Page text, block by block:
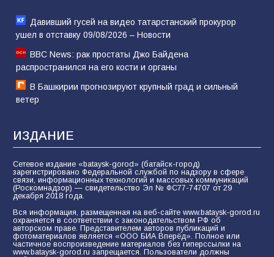
Давивший гусей на видео татарстанский прокурор
ушел в отставку 09/08/2026 – Новости
BBC News: рак простаты Джо Байдена
распространился на его кости и органы
В Башкирии прогнозируют крупный град и сильный
ветер
ИЗДАНИЕ
Сетевое издание «bataysk-gorod» (батайск-город)
зарегистрировано Федеральной службой по надзору в сфере
связи, информационных технологий и массовых коммуникаций
(Роскомнадзор) — свидетельство Эл № ФС77-74707 от 29
декабря 2018 года.
Вся информация, размещенная на веб-сайте www.bataysk-gorod.ru
охраняется в соответствии с законодательством РФ об
авторском праве. Представителем авторов публикаций и
фотоматериалов является «ООО БИА Вперёд». Полное или
частичное воспроизведение материалов без гиперссылки на
www.bataysk-gorod.ru запрещается. Пользователи должны